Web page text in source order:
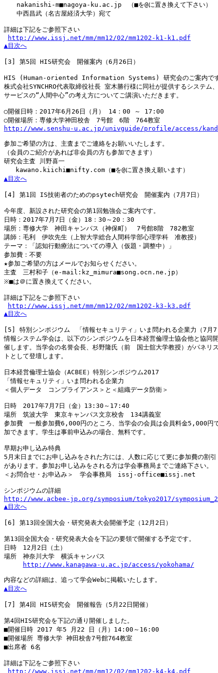
nakanishi-m■nagoya-ku.ac.jp　（■を@に置き換えて下さい）
中西昌武（名古屋経済大学）宛て
詳細は下記をご参照下さい
http://www.issj.net/mm/mm12/02/mm1202-k1-k1.pdf
▲目次へ
[3] 第5回 HIS研究会　開催案内（6月26日）
HIS (Human-oriented Information Systems) 研究会のご案内で
株式会社SYNCHRO代表取締役社長 室木勝行様に同社が提供するシステム、
サービスの“人間中心”の考え方についてご講演いただきます。
○開催日時：2017年6月26日（月） 14：00 ～ 17:00
http://www.senshu-u.ac.jp/univguide/profile/access/
参加ご希望の方は、主査までご連絡をお願いいたします。
（会員のご紹介があれば非会員の方も参加できます）
研究会主査 川野喜一
▲目次へ
[4] 第1回 IS技術者のためのpsytech研究会　開催案内（7月7日）
今年度、新設された研究会の第1回勉強会ご案内です。
日時：2017年7月7日（金）18：30～20：30
場所：専修大学　神田キャンパス（神保町）　7号館8階　782教室
講師：毛利　伊吹先生（上智大学総合人間科学部心理学科　准教授）
テーマ：「認知行動療法についての導入（仮題・調整中）」
参加費：不要
★参加ご希望の方はメールでお知らせください。
主査　三村和子（e-mail:kz_mimura■song.ocn.ne.jp）
※■は＠に置き換えてください。
詳細は下記をご参照下さい
http://www.issj.net/mm/mm12/02/mm1202-k3-k3.pdf
▲目次へ
[5]
特別シンポジウム　「情報セキュリティ」いま問われる企業力（7月
情報システム学会は、以下のシンポジウムを日本経営倫理士協会他と協同
催します。当学会の名誉会長、杉野隆氏（前　国士舘大学教授）がパネリ
トとして登壇します。
日本経営倫理士協会（ACBEE）特別シンポジウム2017
「情報セキュリティ」いま問われる企業力
＜個人データ　コンプライアンス＞と＜組織データ防衛＞
日時　2017年7月7日（金）13:30～17:40
場所　筑波大学　東京キャンパス文京校舎　134講義室
参加費　一般参加費6,000円のところ、当学会の会員は会員料金5,000円
加できます。学生は事前申込みの場合、無料です。
早期お申し込み特典
5月末日までにお申し込みをされた方には、人数に応じて更に参加費の割引
があります。参加お申し込みをされる方は学会事務局までご連絡下さい。
＜お問合せ・お申込み＞　学会事務局　issj-office■issj.net
http://www.acbee-jp.org/symposium/tokyo2017/
▲目次へ
[6] 第13回全国大会・研究発表大会開催予定（12月2日）
第13回全国大会・研究発表大会を下記の要領で開催する予定です。
日時　12月2日（土）
場所　神奈川大学　横浜キャンパス
http://www.kanagawa-u.ac.jp/access/yokohama/
▲目次へ
[7] 第4回 HIS研究会　開催報告（5月22日開催）
第4回HIS研究会を下記の通り開催しました。
■開催日時 2017 年5 月22 日（月）14:00～16:00
■開催場所 専修大学 神田校舎7号館764教室
■出席者 6名
詳細は下記をご参照下さい
http://www.issj.net/mm/mm12/02/mm1202-k4-k4.pdf